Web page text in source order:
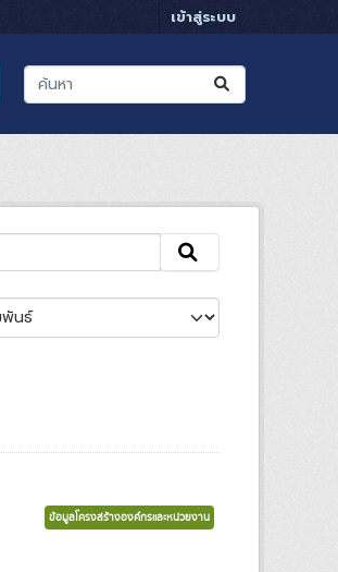
เข้าสู่ระบบ
ข้อมูลโครงสร้างองค์กรและหน่วยงาน